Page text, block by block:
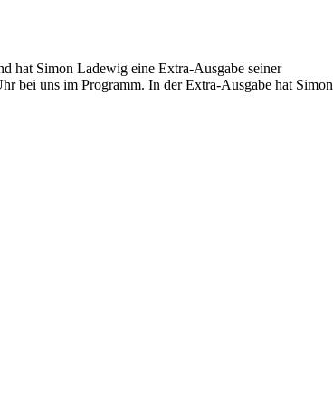
hat Simon Ladewig eine Extra-Ausgabe seiner
bei uns im Programm. In der Extra-Ausgabe hat Simon